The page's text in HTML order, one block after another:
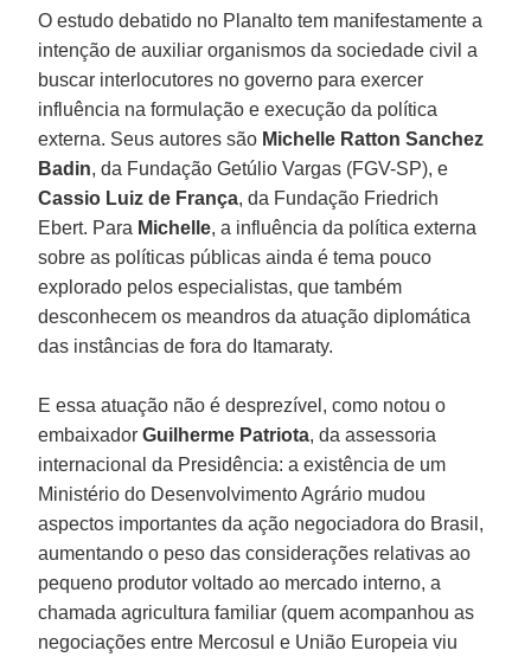
O estudo debatido no Planalto tem manifestamente a
intenção de auxiliar organismos da sociedade civil a
buscar interlocutores no governo para exercer
influência na formulação e execução da política
externa. Seus autores são Michelle Ratton Sanchez
Badin, da Fundação Getúlio Vargas (FGV-SP), e
Cassio Luiz de França, da Fundação Friedrich
Ebert. Para Michelle, a influência da política externa
sobre as políticas públicas ainda é tema pouco
explorado pelos especialistas, que também
desconhecem os meandros da atuação diplomática
das instâncias de fora do Itamaraty.
E essa atuação não é desprezível, como notou o
embaixadorGuilherme Patriota, da assessoria
internacional da Presidência: a existência de um
Ministério do Desenvolvimento Agrário mudou
aspectos importantes da ação negociadora do Brasil,
aumentando o peso das considerações relativas ao
pequeno produtor voltado ao mercado interno, a
chamada agricultura familiar (quem acompanhou as
negociações entre Mercosul e União Europeia viu